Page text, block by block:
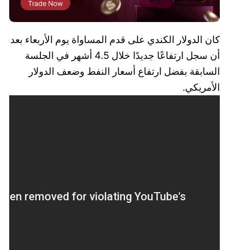
كان الدولار الكندي على قدم المساواة يوم الأربعاء بعد
أن سجل ارتفاعًا جديدًا خلال 4.5 أشهر في الجلسة
السابقة بفضل ارتفاع أسعار النفط وضعف الدولار
الأمريكي.